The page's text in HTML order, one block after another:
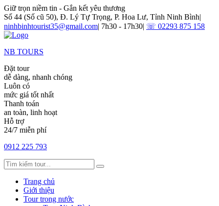
Giữ trọn niềm tin - Gắn kết yêu thương
Số 44 (Số cũ 50), Đ. Lý Tự Trọng, P. Hoa Lư, Tỉnh Ninh Bình|
ninhbinhtourist35@gmail.com| 7h30 - 17h30| ☏ 02293 875 158
NB TOURS
Đặt tour
dễ dàng, nhanh chóng
Luôn có
mức giá tốt nhất
Thanh toán
an toàn, linh hoạt
Hỗ trợ
24/7 miễn phí
0912 225 793
Trang chủ
Giới thiệu
Tour trong nước